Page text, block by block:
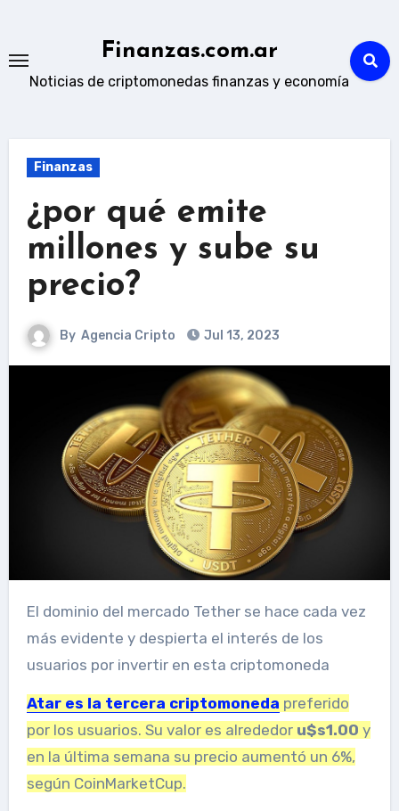
content
Finanzas.com.ar
Noticias de criptomonedas finanzas y economía
Finanzas
¿por qué emite
millones y sube su
precio?
By Agencia Cripto Jul 13, 2023
El dominio del mercado Tether se hace cada vez
más evidente y despierta el interés de los
usuarios por invertir en esta criptomoneda
Atar es la tercera criptomoneda preferido
por los usuarios. Su valor es alrededor u$s1.00 y
en la última semana su precio aumentó un 6%,
según CoinMarketCup.